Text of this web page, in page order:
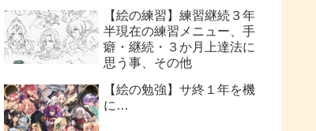
【絵の練習】練習継続３年
半現在の練習メニュー、手
癖・継続・３か月上達法に
思う事、その他
【絵の勉強】サ終１年を機
に…